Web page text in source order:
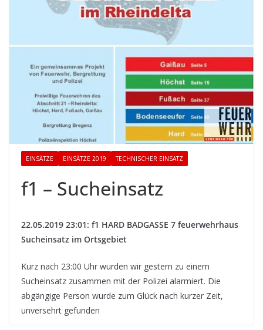
EINSÄTZE EINSÄTZE 2019 TECHNISCHER EINSATZ
f1 – Sucheinsatz
22.05.2019 23:01: f1 HARD BADGASSE 7 feuerwehrhaus
Sucheinsatz im Ortsgebiet
Kurz nach 23:00 Uhr wurden wir gestern zu einem
Sucheinsatz zusammen mit der Polizei alarmiert. Die
abgängige Person wurde zum Glück nach kurzer Zeit,
unversehrt gefunden